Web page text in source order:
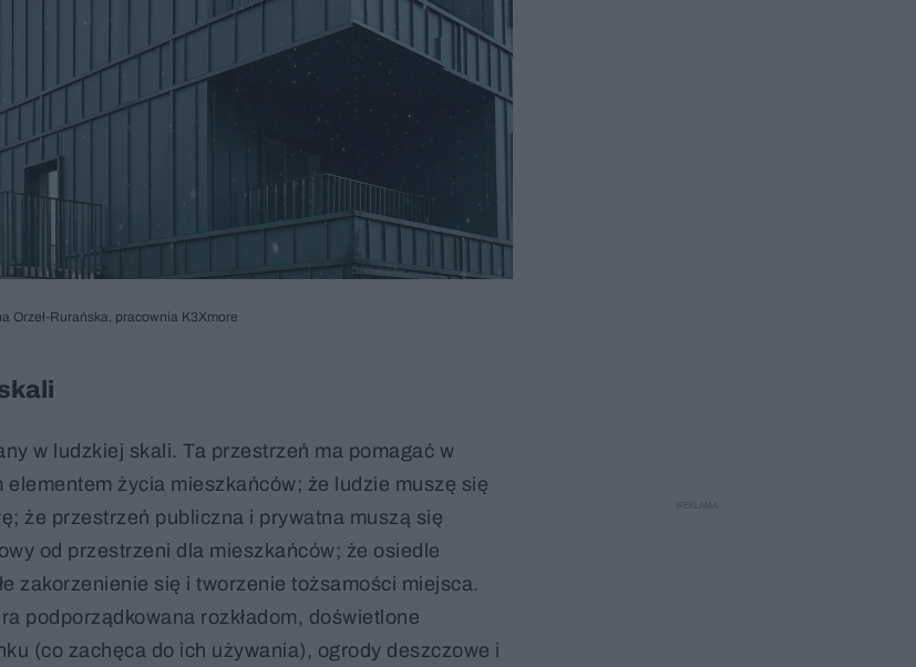
Orzeł-Rurańska, pracownia K3Xmore
w ludzkiej skali. Ta przestrzeń ma pomagać w
życia mieszkańców; że ludzie muszę się
że przestrzeń publiczna i prywatna muszą się
od przestrzeni dla mieszkańców; że osiedle
zakorzenienie się i tworzenie tożsamości miejsca.
podporządkowana rozkładom, doświetlone
(co zachęca do ich używania), ogrody deszczowe i